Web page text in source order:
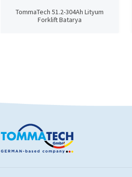
TommaTech 51.2-304Ah Lityum
Forklift Batarya